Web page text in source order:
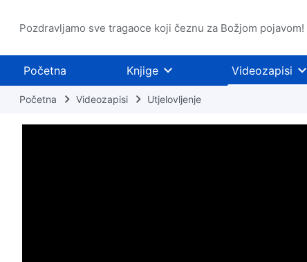
Pozdravljamo sve tragaoce koji čeznu za Božjom pojavom!
Početna Knjige Videozapisi
Početna Videozapisi Utjelovljenje